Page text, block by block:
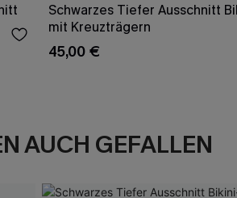
Schwarzes Tiefer Ausschnitt
mit Kreuzträgern
45,00 €
AUCH GEFALLEN